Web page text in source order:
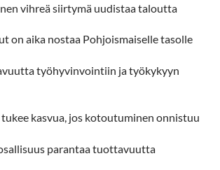
vihreä siirtymä uudistaa taloutta
on aika nostaa Pohjoismaiselle tasolle
työhyvinvointiin ja työkykyyn
kasvua, jos kotoutuminen onnistuu
parantaa tuottavuutta